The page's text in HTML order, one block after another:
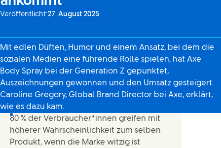
Veröffentlicht:27. August 2025
Mit edlen Düften, Humor und einem Ansatz, bei dem die
sozialen Medien eine führende Rolle spielen, hat Axe
Body Spray bei der Generation Z gepunktet,
Auszeichnungen gewonnen und den Umsatz gesteigert.
Caroline Gregory, Global Brand Director bei Axe, erklärt,
wie es dazu kam.
80 % der Verbraucher*innen greifen mit
höherer Wahrscheinlichkeit zum selben
Produkt, wenn die Marke witzig ist